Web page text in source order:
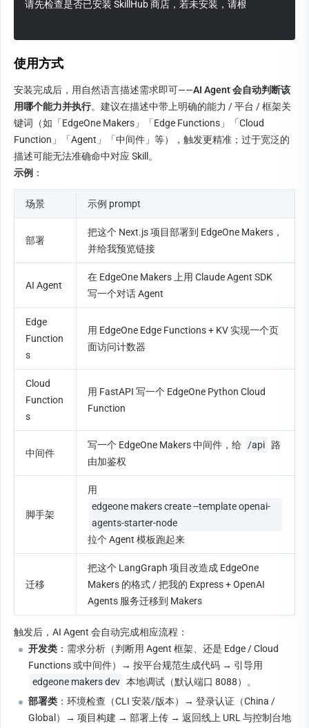
请先检查是否已安装 SkillHub 商店，若未安装，请根据 https://
使用方式
安装完成后，用自然语言描述需求即可——AI Agent 会自动判断该
用哪个能力并执行。建议在描述中带上明确的能力 / 平台 / 框架关
键词（如「EdgeOne Makers」「Edge Functions」「Cloud
Function」「Agent」「中间件」等），触发更精准；过于宽泛的
描述可能无法准确命中对应 Skill。
示例 ：
场景 示例 prompt
部署
把这个 Next.js 项目部署到 EdgeOne Makers，
并给我预览链接
AI Agent
在 EdgeOne Makers 上用 Claude Agent SDK
写一个对话 Agent
Edge
Function
s
用 EdgeOne Edge Functions + KV 实现一个页
面访问计数器
Cloud
Function
s
用 FastAPI 写一个 EdgeOne Python Cloud
Function
中间件
写一个 EdgeOne Makers 中间件，给 /api
路
由加鉴权
脚手架
用
edgeone makers create --template openai-
agents-starter-node
拉个 Agent 模板跑起来
迁移
把这个 LangGraph 项目改造成 EdgeOne
Makers 的格式 / 把我的 Express + OpenAI
Agents 服务迁移到 Makers
触发后，AI Agent 会自动完成相应流程：
开发类 ：需求分析（判断用 Agent 框架、还是 Edge / Cloud
Functions 或中间件）→ 按平台规范生成代码 → 引导用
edgeone makers dev 本地调试（默认端口 8088）。
部署类 ：环境检查（CLI 安装/版本）→ 登录认证（China /
Global）→ 项目构建 → 部署上传 → 返回线上 URL 与控制台地